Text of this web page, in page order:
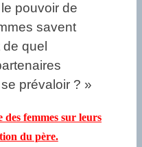
pouvoir de
savent
quel
prévaloir ? »
femmes sur leurs
du père.